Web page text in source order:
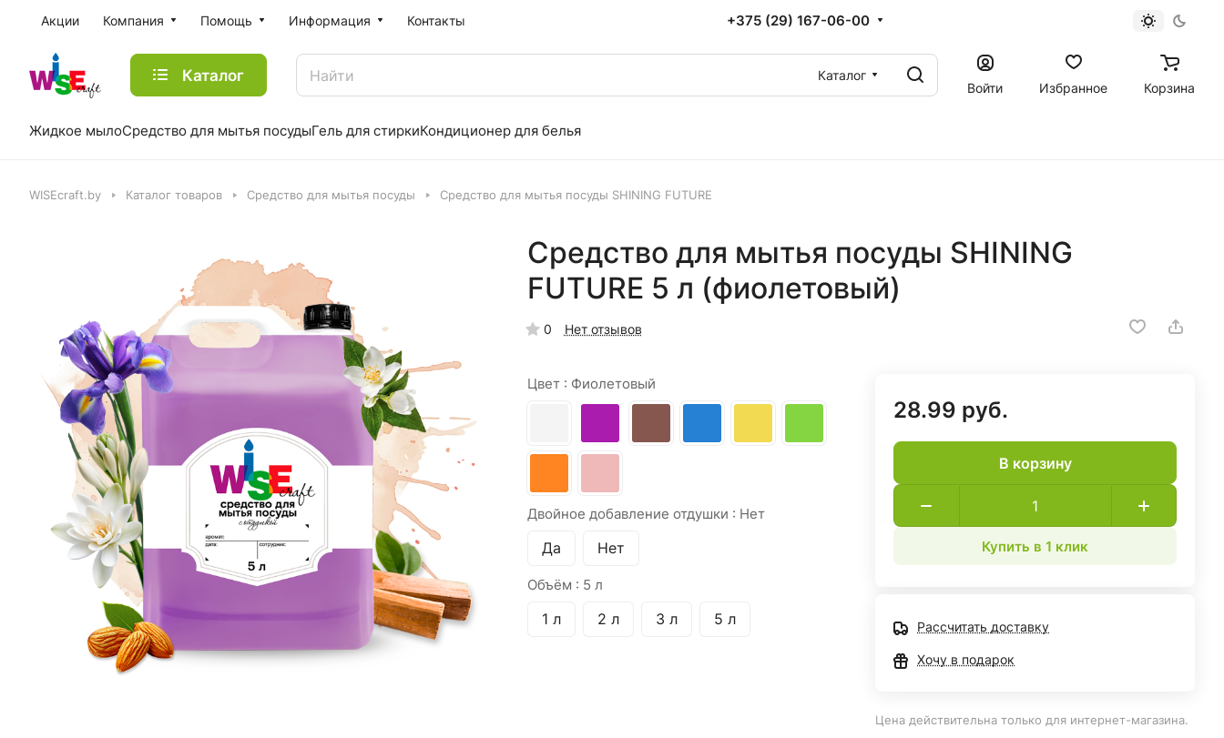
Акции Компания Помощь Информация Контакты +375 (29) 167-06-00
Каталог
Каталог
Войти
Избранное Корзина
Жидкое мылоСредство для мытья посудыГель для стиркиКондиционер для белья
WISEcraft.by Каталог товаров Средство для мытья посуды Средство для мытья посуды SHINING FUTURE
Средство для мытья посуды SHINING
FUTURE 5 л (фиолетовый)
0 Нет отзывов
Цвет : Фиолетовый
Двойное добавление отдушки : Нет
Да Нет
Объём : 5 л
1 л 2 л 3 л 5 л
28.99 руб.
В корзину
Купить в 1 клик
Рассчитать доставку
Хочу в подарок
Цена действительна только для интернет-магазина.